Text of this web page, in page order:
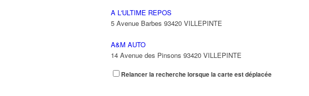
A L'ULTIME REPOS
5 Avenue Barbes 93420 VILLEPINTE
A&M AUTO
14 Avenue des Pinsons 93420 VILLEPINTE
A&N EXPORTS LTD
Relancer la recherche lorsque la carte est déplacée